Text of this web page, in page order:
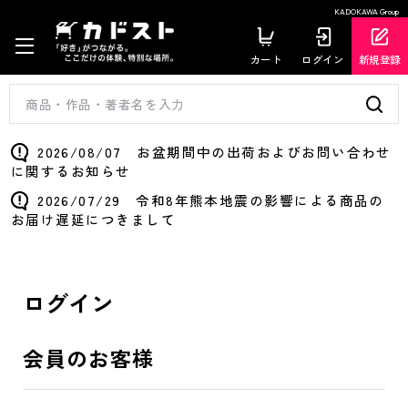
KADOKAWA Group
カート ログイン 新規登録
2026/08/07 お盆期間中の出荷およびお問い合わせ
に関するお知らせ
2026/07/29 令和8年熊本地震の影響による商品の
お届け遅延につきまして
ログイン
会員のお客様